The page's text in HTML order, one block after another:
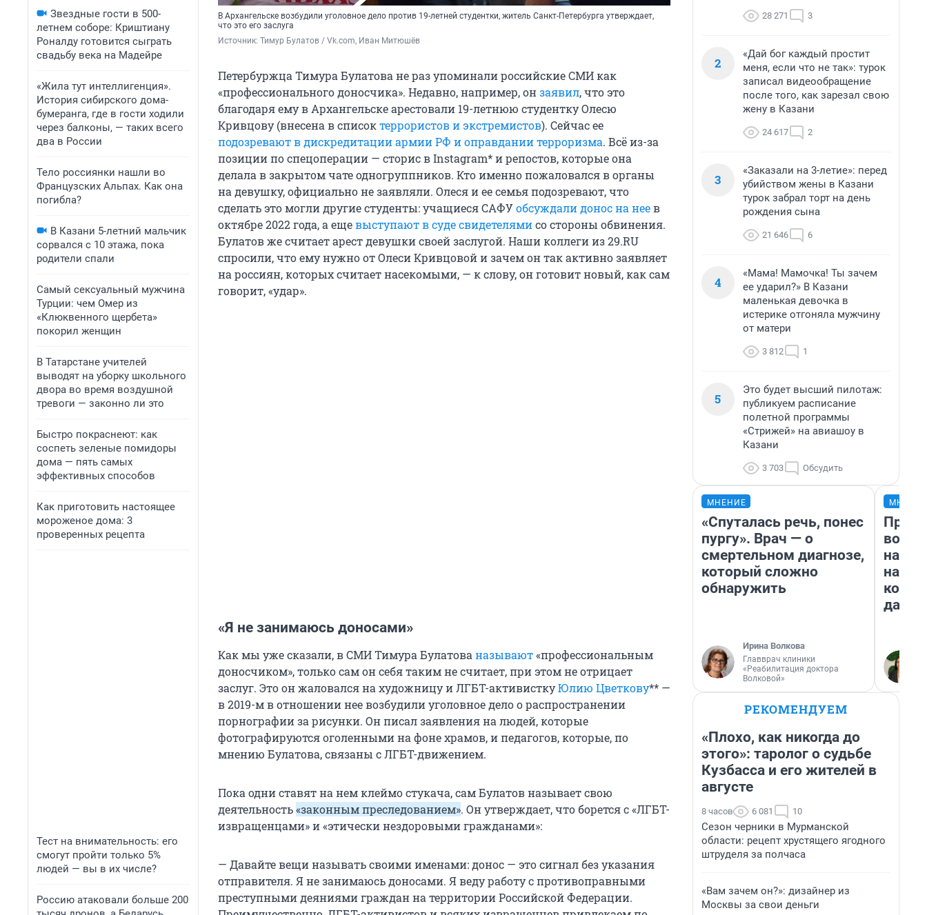
Звездные гости в 500-
летнем соборе: Криштиану
Роналду готовится сыграть
свадьбу века на Мадейре
«Жила тут интеллигенция».
История сибирского дома-
бумеранга, где в гости ходили
через балконы, — таких всего
два в России
Тело россиянки нашли во
Французских Альпах. Как она
погибла?
В Казани 5-летний мальчик
сорвался с 10 этажа, пока
родители спали
Самый сексуальный мужчина
Турции: чем Омер из
«Клюквенного щербета»
покорил женщин
В Татарстане учителей
выводят на уборку школьного
двора во время воздушной
тревоги — законно ли это
Быстро покраснеют: как
соспеть зеленые помидоры
дома — пять самых
эффективных способов
Как приготовить настоящее
мороженое дома: 3
проверенных рецепта
Тест на внимательность: его
смогут пройти только 5%
людей — вы в их числе?
Россию атаковали больше 200
В Архангельске возбудили уголовное дело против 19-летней студентки, житель Санкт-Петербурга утверждает,
что это его заслуга
Источник: Тимур Булатов / Vk.com, Иван Митюшёв
Петербуржца Тимура Булатова не раз упоминали российские СМИ как
«профессионального доносчика». Недавно, например, онзаявил, что это
благодаря ему в Архангельске арестовали 19-летнюю студентку Олесю
Кривцову (внесена в списоктеррористов и экстремистов). Сейчас ее
подозревают в дискредитации армии РФ и оправдании терроризма. Всё из-за
позиции по спецоперации — сторис в Instagram* и репостов, которые она
делала в закрытом чате одногруппников. Кто именно пожаловался в органы
на девушку, официально не заявляли. Олеся и ее семья подозревают, что
сделать это могли другие студенты: учащиеся САФУобсуждали донос на неев
октябре 2022 года, а ещевыступают в суде свидетелямисо стороны обвинения.
Булатов же считает арест девушки своей заслугой. Наши коллеги из 29.RU
спросили, что ему нужно от Олеси Кривцовой и зачем он так активно заявляет
на россиян, которых считает насекомыми, — к слову, он готовит новый, как сам
говорит, «удар».
«Я не занимаюсь доносами»
Как мы уже сказали, в СМИ Тимура Булатова называют«профессиональным
доносчиком», только сам он себя таким не считает, при этом не отрицает
заслуг. Это он жаловался на художницу и ЛГБТ-активисткуЮлию Цветкову** —
в 2019-м в отношении нее возбудили уголовное дело о распространении
порнографии за рисунки. Он писал заявления на людей, которые
фотографируются оголенными на фоне храмов, и педагогов, которые, по
мнению Булатова, связаны с ЛГБТ-движением.
Пока одни ставят на нем клеймо стукача, сам Булатов называет свою
деятельность«законным преследованием». Он утверждает, что борется с «ЛГБТ-
извращенцами» и «этически нездоровыми гражданами»:
— Давайте вещи называть своими именами: донос — это сигнал без указания
отправителя. Я не занимаюсь доносами. Я веду работу с противоправными
преступными деяниями граждан на территории Российской Федерации.
28 271 3
2
«Дай бог каждый простит
меня, если что не так»: турок
записал видеообращение
после того, как зарезал свою
жену в Казани
24 617 2
3
«Заказали на 3-летие»: перед
убийством жены в Казани
турок забрал торт на день
рождения сына
21 646 6
4
«Мама! Мамочка! Ты зачем
ее ударил?» В Казани
маленькая девочка в
истерике отгоняла мужчину
от матери
3 812 1
5
Это будет высший пилотаж:
публикуем расписание
полетной программы
«Стрижей» на авиашоу в
Казани
3 703 Обсудить
МНЕНИЕ
«Спуталась речь, понес
пургу». Врач — о
смертельном диагнозе,
который сложно
обнаружить
Ирина Волкова
Главврач клиники
«Реабилитация доктора
Волковой»
нам
даже
РЕКОМЕНДУЕМ
«Плохо, как никогда до
этого»: таролог о судьбе
Кузбасса и его жителей в
августе
8 часов 6 081 10
Сезон черники в Мурманской
области: рецепт хрустящего ягодного
штруделя за полчаса
«Вам зачем он?»: дизайнер из
Москвы за свои деньги